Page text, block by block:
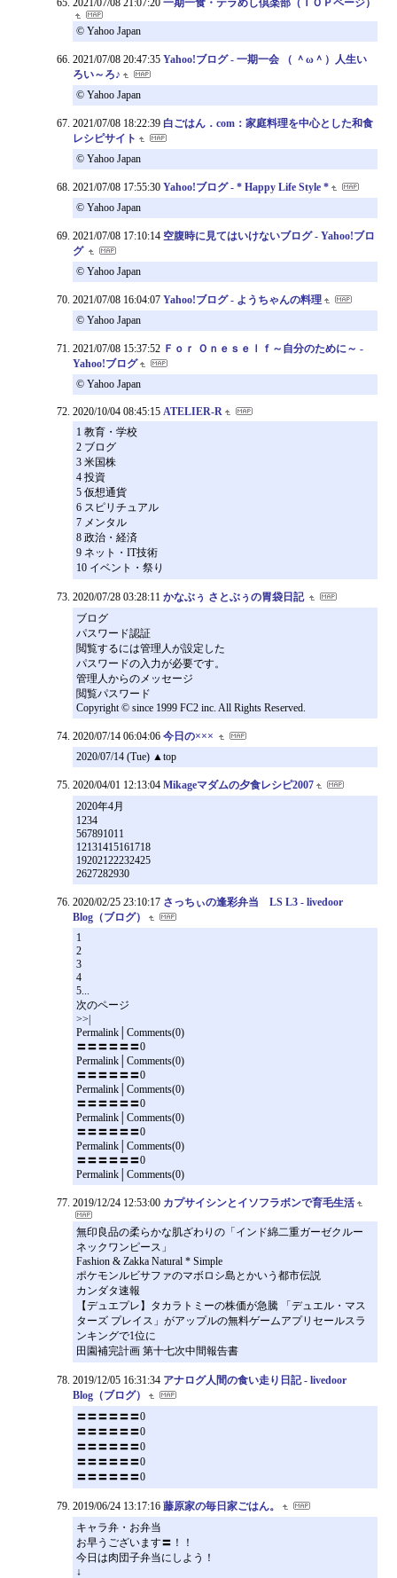
2021/07/08 21:07:20 一期一食・テラめし倶楽部（ＴＯＰページ）
© Yahoo Japan
2021/07/08 20:47:35 Yahoo!ブログ - 一期一会 （ ＾ω＾）人生い
ろい～ろ♪
© Yahoo Japan
2021/07/08 18:22:39 白ごはん．com：家庭料理を中心とした和食
レシピサイト
© Yahoo Japan
2021/07/08 17:55:30 Yahoo!ブログ - * Happy Life Style *
© Yahoo Japan
2021/07/08 17:10:14 空腹時に見てはいけないブログ - Yahoo!ブロ
グ
© Yahoo Japan
2021/07/08 16:04:07 Yahoo!ブログ - ようちゃんの料理
© Yahoo Japan
2021/07/08 15:37:52 Ｆｏｒ Ｏｎｅｓｅｌｆ～自分のために～ -
Yahoo!ブログ
© Yahoo Japan
2020/10/04 08:45:15 ATELIER-R
1 教育・学校
2 ブログ
3 米国株
4 投資
5 仮想通貨
6 スピリチュアル
7 メンタル
8 政治・経済
9 ネット・IT技術
10 イベント・祭り
2020/07/28 03:28:11 かなぶぅ さとぶぅの胃袋日記
ブログ
パスワード認証
閲覧するには管理人が設定した
パスワードの入力が必要です。
管理人からのメッセージ
閲覧パスワード
Copyright © since 1999 FC2 inc. All Rights Reserved.
2020/07/14 06:04:06 今日の×××
2020/07/14 (Tue) ▲top
2020/04/01 12:13:04 Mikageマダムの夕食レシピ2007
2020年4月
1234
567891011
12131415161718
19202122232425
2627282930
2020/02/25 23:10:17 さっちぃの逢彩弁当 LS L3 - livedoor
Blog（ブログ）
1
2
3
4
5...
次のページ
>>|
Permalink│Comments(0)
〓〓〓〓〓〓0
Permalink│Comments(0)
〓〓〓〓〓〓0
Permalink│Comments(0)
〓〓〓〓〓〓0
Permalink│Comments(0)
〓〓〓〓〓〓0
Permalink│Comments(0)
〓〓〓〓〓〓0
Permalink│Comments(0)
2019/12/24 12:53:00 カプサイシンとイソフラボンで育毛生活
無印良品の柔らかな肌ざわりの「インド綿二重ガーゼクルー
ネックワンピース」
Fashion & Zakka Natural * Simple
ポケモンルビサファのマボロシ島とかいう都市伝説
カンダタ速報
【デュエプレ】タカラトミーの株価が急騰 「デュエル・マス
ターズ プレイス」がアップルの無料ゲームアプリセールスラ
ンキングで1位に
田園補完計画 第十七次中間報告書
2019/12/05 16:31:34 アナログ人間の食い走り日記 - livedoor
Blog（ブログ）
〓〓〓〓〓〓0
〓〓〓〓〓〓0
〓〓〓〓〓〓0
〓〓〓〓〓〓0
〓〓〓〓〓〓0
2019/06/24 13:17:16 藤原家の毎日家ごはん。
キャラ弁・お弁当
お早うございます〓！！
今日は肉団子弁当にしよう！
↓